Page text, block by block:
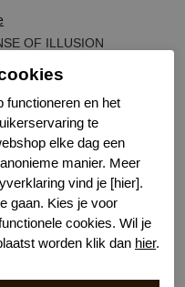
OF ILLUSION
materiaal
bandjes
met beugel
Keuze!
functioneren en het
te
elke dag een
manier. Meer
vind je [hier].
gaan. Kies je voor
cookies. Wil je
worden klik dan hier.